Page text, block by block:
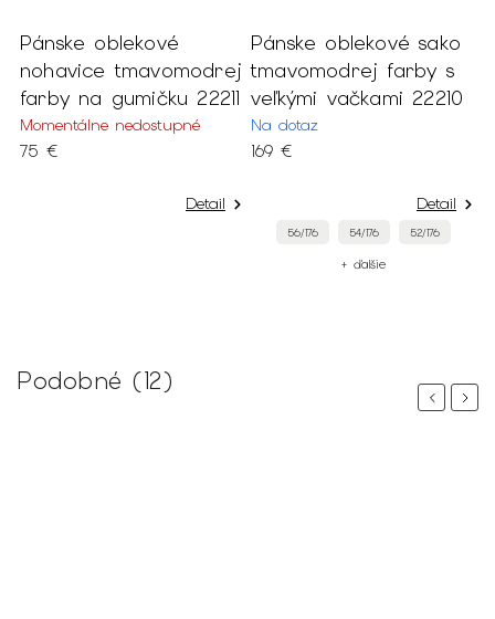
Pánske oblekové
nohavice tmavomodrej
farby na gumičku 22211
Momentálne nedostupné
75 €
Detail
Pánske oblekové sako
tmavomodrej farby s
veľkými vačkami 22210
Na dotaz
169 €
Detail
56/176 54/176 52/176
+ ďalšie
Podobné (12)
PreviousNext